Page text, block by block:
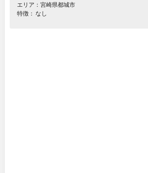
エリア：宮崎県都城市
特徴： なし